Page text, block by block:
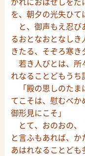
を、朝夕の光失ひて
と、御声もえ忍び
るおとなおとなし
きたる、そぞろ寒き
若き人びとは、所
れなることどもうち
「殿の思しのたま
てこそは、慰むべ
御形見にこそ」
とて、おのおの、
と言ふもあれば、
あはれなることども